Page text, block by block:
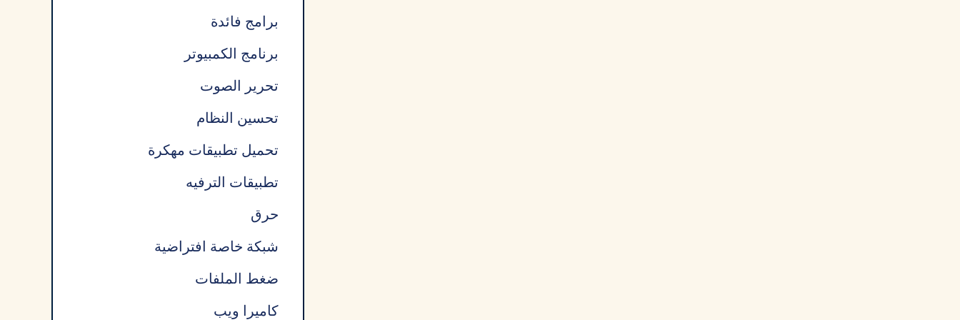
برامج فائدة
برنامج الكمبيوتر
تحرير الصوت
تحسين النظام
تحميل تطبيقات مهكرة
تطبيقات الترفيه
حرق
شبكة خاصة افتراضية
ضغط الملفات
كاميرا ويب